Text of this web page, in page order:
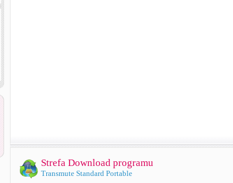
Strefa Download programu
Transmute Standard Portable